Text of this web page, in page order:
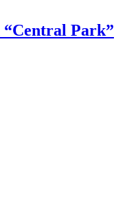
Park”